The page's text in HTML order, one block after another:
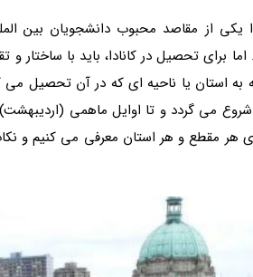
یکی از مقاصد محبوب دانشجویان بین
برای تحصیل در کانادا، باید با
به استان یا ناحیه ای که در آن تحصیل می
شروع می گردد و تا اوایل ماهمی
هر مقطع و هر استان معرفی می کنیم و